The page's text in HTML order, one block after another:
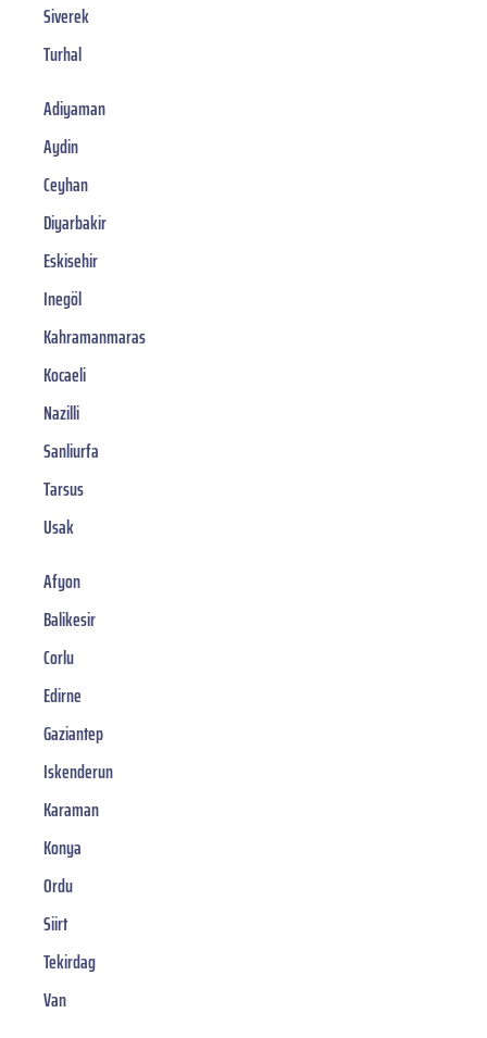
Siverek
Turhal
Adiyaman
Aydin
Ceyhan
Diyarbakir
Eskisehir
Inegöl
Kahramanmaras
Kocaeli
Nazilli
Sanliurfa
Tarsus
Usak
Afyon
Balikesir
Corlu
Edirne
Gaziantep
Iskenderun
Karaman
Konya
Ordu
Siirt
Tekirdag
Van